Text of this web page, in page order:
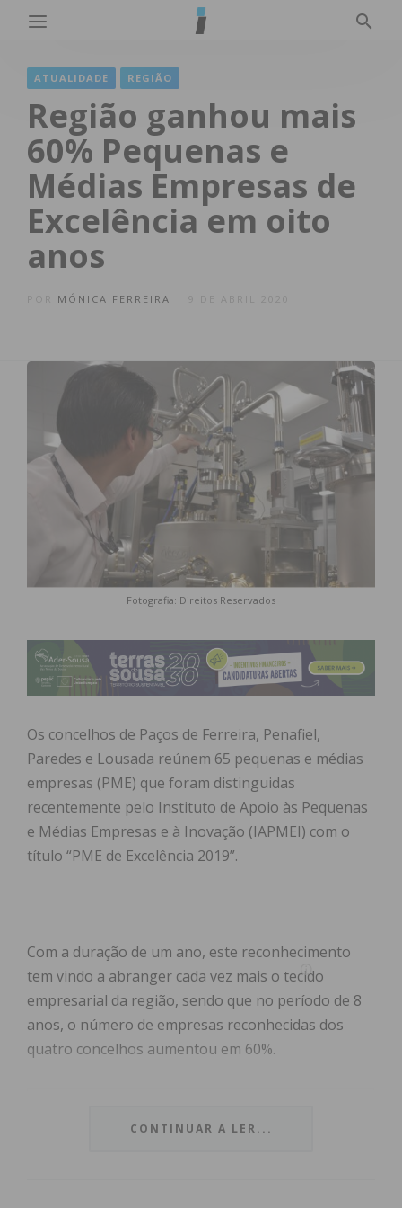
ATUALIDADE REGIÃO
Região ganhou mais
60% Pequenas e
Médias Empresas de
Excelência em oito
anos
MÓNICA FERREIRA 9 DE ABRIL 2020
Fotografia: Direitos Reservados
Os concelhos de Paços de Ferreira, Penafiel,
Paredes e Lousada reúnem 65 pequenas e médias
empresas (PME) que foram distinguidas
recentemente pelo Instituto de Apoio às Pequenas
e Médias Empresas e à Inovação (IAPMEI) com o
título “PME de Excelência 2019”.
Com a duração de um ano, este reconhecimento
tem vindo a abranger cada vez mais o tecido
empresarial da região, sendo que no período de 8
anos, o número de empresas reconhecidas dos
quatro concelhos aumentou em 60%.
CONTINUAR A LER...